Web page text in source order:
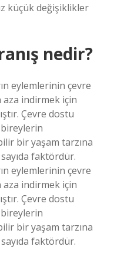
küçük değişiklikler
nedir?
eylemlerinin çevre
indirmek için
Çevre dostu
bir yaşam tarzına
faktördür.
eylemlerinin çevre
indirmek için
Çevre dostu
bir yaşam tarzına
faktördür.